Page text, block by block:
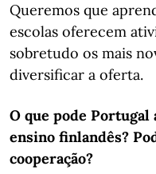
Queremos que
escolas oferecem
sobretudo os mais
diversificar a oferta.
O que pode
ensino finlandês?
cooperação?